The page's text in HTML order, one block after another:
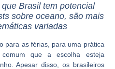
Brasil tem potencial
sobre oceano, são mais
variadas
para as férias, para uma prática
que a escolha esteja
Apesar disso, os brasileiros